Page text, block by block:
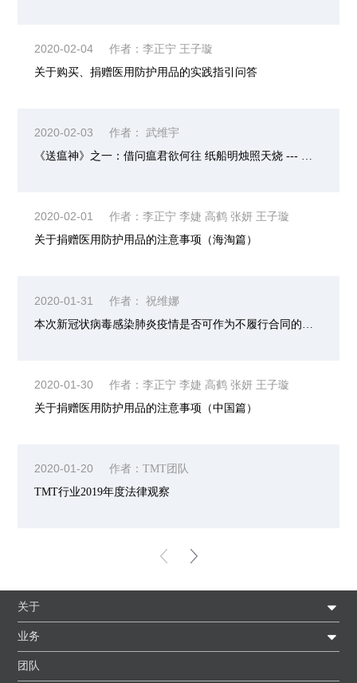
2020-02-04
作者：李正宁 王子璇
关于购买、捐赠医用防护用品的实践指引问答
2020-02-03
作者： 武维宇
《送瘟神》之一：借问瘟君欲何往 纸船明烛照天烧 --- 对“新冠肺炎”应属不可抗力的再思考
2020-02-01
作者：李正宁 李婕 高鹤 张妍 王子璇
关于捐赠医用防护用品的注意事项（海淘篇）
2020-01-31
作者： 祝维娜
2020-01-30
作者：李正宁 李婕 高鹤 张妍 王子璇
关于捐赠医用防护用品的注意事项（中国篇）
2020-01-20
作者：TMT团队
TMT行业2019年度法律观察
关于
业务
团队